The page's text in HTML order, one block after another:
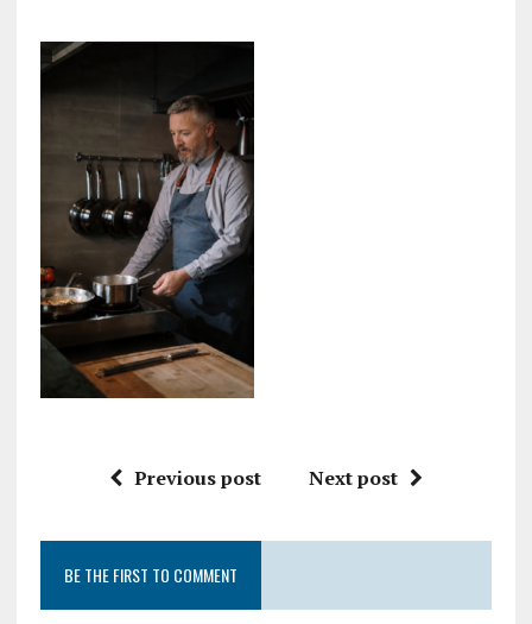
Previous post Next post
BE THE FIRST TO COMMENT